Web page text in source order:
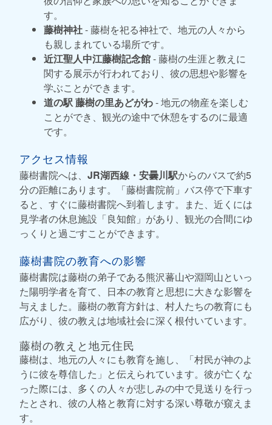
す。
藤樹神社- 藤樹を祀る神社で、地元の人々から
も親しまれている場所です。
近江聖人中江藤樹記念館- 藤樹の生涯と教えに
関する展示が行われており、彼の思想や影響を
学ぶことができます。
道の駅 藤樹の里あどがわ- 地元の物産を楽しむ
ことができ、観光の途中で休憩をするのに最適
です。
アクセス情報
藤樹書院へは、 JR湖西線・安曇川駅からのバスで約5
分の距離にあります。「藤樹書院前」バス停で下車す
ると、すぐに藤樹書院へ到着します。また、近くには
見学者の休息施設「良知館」があり、観光の合間にゆ
っくりと過ごすことができます。
藤樹書院の教育への影響
藤樹書院は藤樹の弟子である熊沢蕃山や淵岡山といっ
た陽明学者を育て、日本の教育と思想に大きな影響を
与えました。藤樹の教育方針は、村人たちの教育にも
広がり、彼の教えは地域社会に深く根付いています。
藤樹の教えと地元住民
藤樹は、地元の人々にも教育を施し、「村民が神のよ
うに彼を尊信した」と伝えられています。彼が亡くな
った際には、多くの人々が悲しみの中で見送りを行っ
たとされ、彼の人格と教育に対する深い尊敬が窺えま
す。